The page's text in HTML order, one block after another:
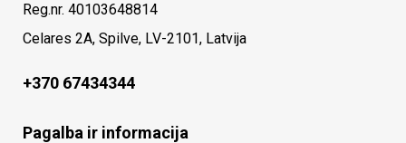
Reg.nr. 40103648814
Celares 2A, Spilve, LV-2101, Latvija
+370 67434344
Pagalba ir informacija